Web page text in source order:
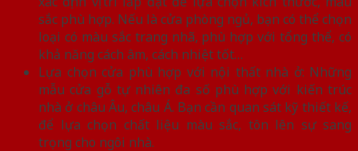
sắc phù hợp. Nếu là cửa phòng ngủ, bạn có thể chọn
loại có màu sắc trang nhã, phù hợp với tổng thể, có
khả năng cách âm, cách nhiệt tốt…
Lựa chọn cửa phù hợp với nội thất nhà ở: Những
mẫu cửa gỗ tự nhiên đa số phù hợp với kiến trúc
nhà ở châu Âu, châu Á. Bạn cần quan sát kỹ thiết kế,
để lựa chọn chất liệu màu sắc, tôn lên sự sang
trọng cho ngôi nhà.